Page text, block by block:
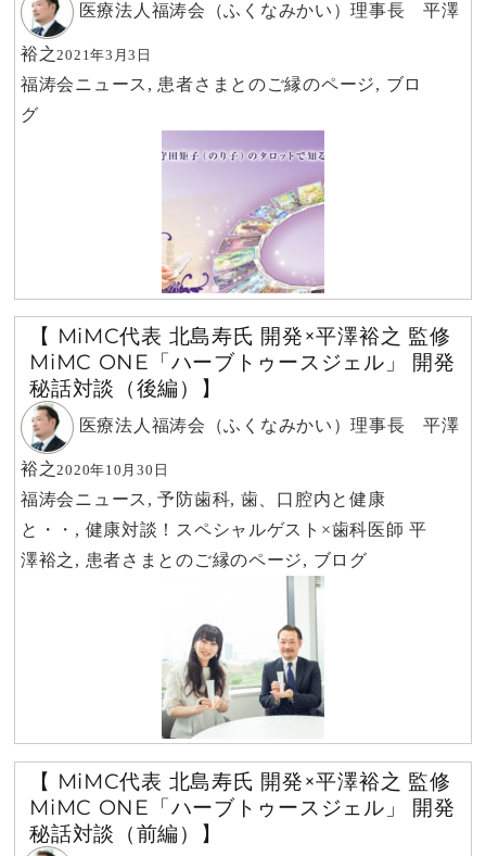
医療法人福涛会（ふくなみかい）理事長 平澤
裕之2021年3月3日
福涛会ニュース , 患者さまとのご縁のページ, ブロ
グ
【 MiMC代表 北島寿氏 開発×平澤裕之 監修
MiMC ONE「ハーブトゥースジェル」 開発
秘話対談（後編）】
医療法人福涛会（ふくなみかい）理事長 平澤
裕之2020年10月30日
福涛会ニュース ,予防歯科, 歯、口腔内と健康
と・・ , 健康対談！スペシャルゲスト×歯科医師 平
澤裕之 , 患者さまとのご縁のページ, ブログ
【 MiMC代表 北島寿氏 開発×平澤裕之 監修
MiMC ONE「ハーブトゥースジェル」 開発
秘話対談（前編）】